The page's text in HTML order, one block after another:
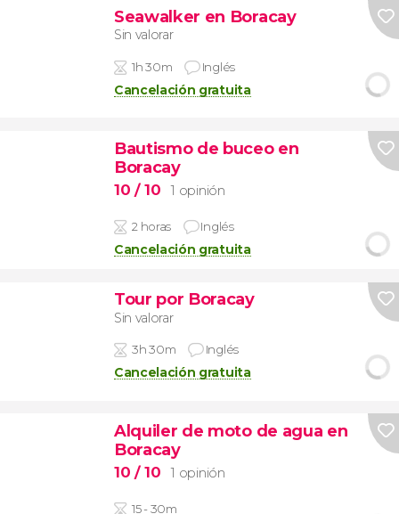
Seawalker en Boracay
Sin valorar
1h 30m Inglés
Cancelación gratuita
Bautismo de buceo en
Boracay
10 / 10 1 opinión
2 horas Inglés
Cancelación gratuita
Tour por Boracay
Sin valorar
3h 30m Inglés
Cancelación gratuita
Alquiler de moto de agua en
Boracay
10 / 10 1 opinión
15 - 30m